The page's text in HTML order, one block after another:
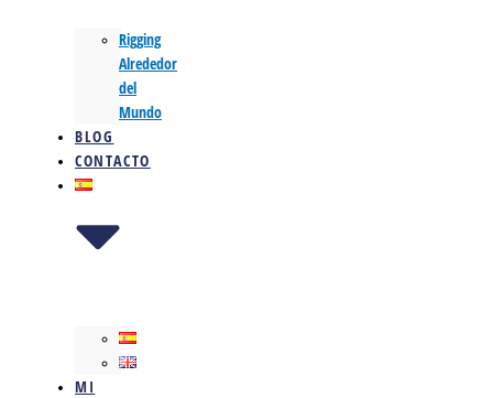
Rigging
Alrededor
del
Mundo
BLOG
CONTACTO
MI